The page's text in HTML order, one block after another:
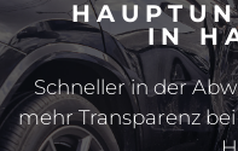
HA U PTUN
IN H
Schneller in der
mehr Transparenz